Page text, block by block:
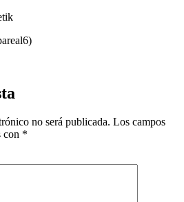
no será publicada. Los campos
con *